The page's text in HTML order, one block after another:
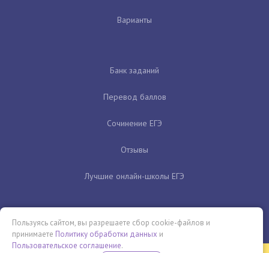
Варианты
Банк заданий
Перевод баллов
Сочинение ЕГЭ
Отзывы
Лучшие онлайн-школы ЕГЭ
Пользуясь сайтом, вы разрешаете сбор cookie-файлов и
принимаете Политику обработки данных и
Пользовательское соглашение.